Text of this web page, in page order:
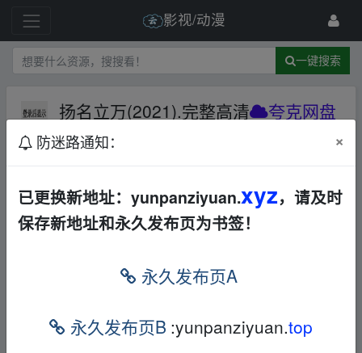
影视/动漫
一键搜索
扬名立万(2021).完整高清 夸克网盘
65 级 QFYS119
扬名立万 (2021).完整高清
_fr‥om w ww.y▪un pan zi﹏yu‥an.xy▂z
防迷路通知： ×
已更换新地址：yunpanziyuan.xyz，请及时
保存新地址和永久发布页为书签！
永久发布页A
永久发布页B :yunpanziyuan.top